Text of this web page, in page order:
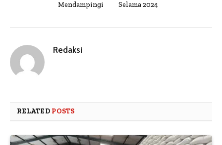
Mendampingi
Selama 2024
Redaksi
RELATED POSTS